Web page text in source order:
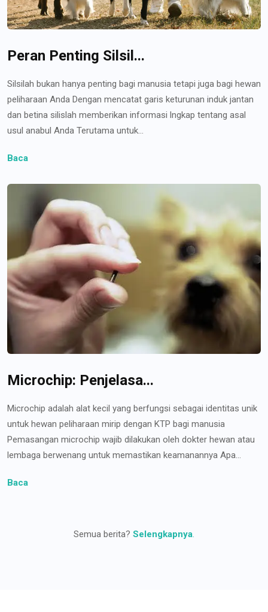
Peran Penting Silsil...
Silsilah bukan hanya penting bagi manusia tetapi juga bagi hewan
peliharaan Anda Dengan mencatat garis keturunan induk jantan
dan betina silislah memberikan informasi lngkap tentang asal
usul anabul Anda Terutama untuk...
Baca
Microchip: Penjelasa...
Microchip adalah alat kecil yang berfungsi sebagai identitas unik
untuk hewan peliharaan mirip dengan KTP bagi manusia
Pemasangan microchip wajib dilakukan oleh dokter hewan atau
lembaga berwenang untuk memastikan keamanannya Apa...
Baca
Semua berita? Selengkapnya